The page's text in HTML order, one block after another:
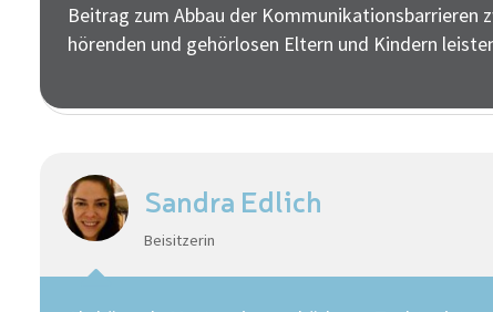
Beitrag zum Abbau der Kommunikationsbarrieren
hörenden und gehörlosen Eltern und Kindern
Sandra Edlich
Beisitzerin